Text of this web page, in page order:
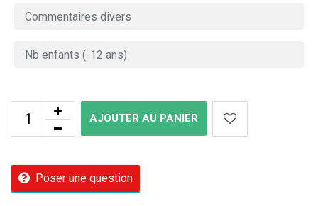
AJOUTER AU PANIER
Poser une question